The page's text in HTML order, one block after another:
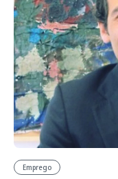
Emprego